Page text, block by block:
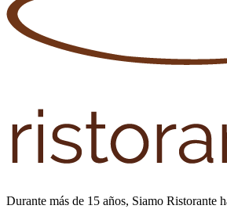
Durante más de 15 años, Siamo Ristorante